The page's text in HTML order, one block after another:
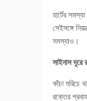
হার্টের
সেইসঙ্গে
সমস্যাও।
সাইনাস দূরে
কাঁচা মরিচে
রক্তের